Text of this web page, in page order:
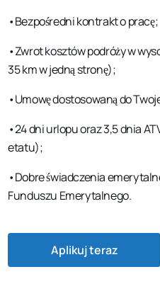
•Bezpośredni kontrakt o pracę;
•Zwrot kosztów podróży w
35 km w jedną stronę);
•Umowę dostosowaną do
•24 dni urlopu oraz 3,5 dnia
etatu);
•Dobre świadczenia
Funduszu Emerytalnego.
Aplikuj teraz